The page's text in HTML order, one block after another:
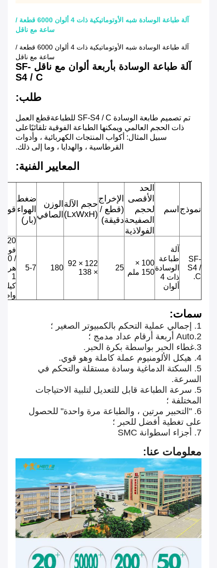
آلة طباعة الوسادة شبه الأوتوماتيكية ذات 4 ألوان 6000 قطعة /
ساعة مع ناقل
آلة طباعة الوسادة شبه الأوتوماتيكية ذات 4 ألوان 6000 قطعة /
ساعة مع ناقل
آلة طباعة الوسادة بأربعة ألوان مع ناقل SF-
S4 / C
طلب:
تم تصميم طابعة الوسادة SF-S4 / C للطباعة
قطع العمل
ذات الحجم العالمي ويمكنها الطباعة الفوقية تلقائيًاعلى
سبيل المثال: أكواب المنتجات الكهربائية ، وأدوات
القرطاسية ، والهدايا ، وما إلى ذلك.
المعايير الفنية:
نموذج اسم
الحد
الأقصى
لحجم
الصفيحة
الفولاذية
الإخراج
(قطع /
دقيقة)
حجم الآلة
(LxWxH)
الوزن
الصافي
ضغط
الهواء
(بار)
قوة
SF-
S4 /
C.
آلة
طباعة
الوسادة
ذات 4
ألوان
100 ×
150 ملم
25
122 × 92
× 138
180
5-7
220
/ 50
هرتز
1
كيلو
واط
سمات:
1. إجمالي عملية التحكم بالكمبيوتر الصغير ؛
2.Auto أربعة أرقام عداد مدمج ؛
3.غطاء الحبر بواسطة بكرة الحبر.
4. هيكل الألومنيوم عملة كاملة وهو قوي.
5. السكتة الدماغية وسادة مستقلة والتحكم في
السرعة.
5. سرعة الطباعة قابل للتعديل لتلبية الاحتياجات
المختلفة ؛
6. "التحبير مرتين ، والطباعة مرة واحدة" للحصول
على تغطية أفضل للحبر ؛
7. أجزاء اسطوانة SMC
معلومات عنا: